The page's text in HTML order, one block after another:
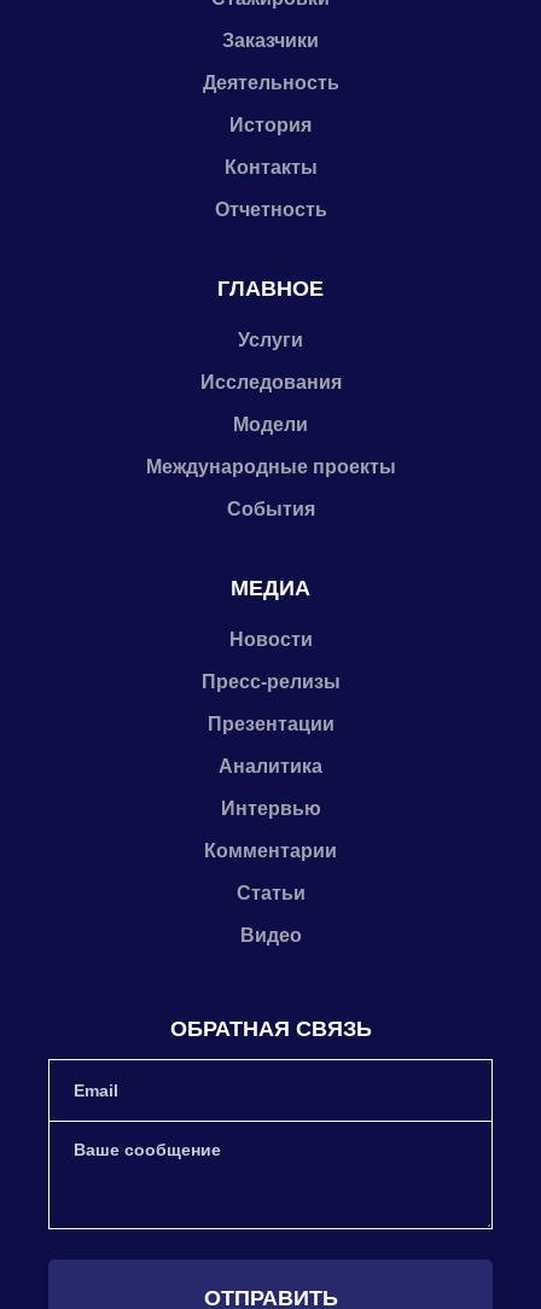
Заказчики
Деятельность
История
Контакты
Отчетность
ГЛАВНОЕ
Услуги
Исследования
Модели
Международные проекты
События
МЕДИА
Новости
Пресс-релизы
Презентации
Аналитика
Интервью
Комментарии
Статьи
Видео
ОБРАТНАЯ СВЯЗЬ
ОТПРАВИТЬ